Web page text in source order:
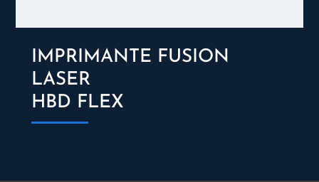
IMPRIMANTE FUSION
LASER
HBD FLEX